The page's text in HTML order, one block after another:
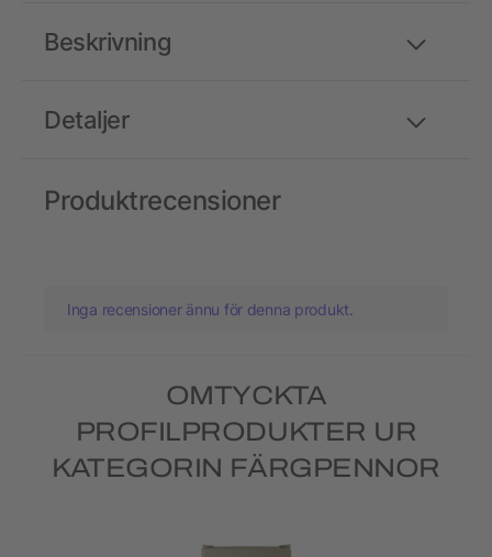
Detaljer
Beskrivning
Produktrecensioner
Inga recensioner ännu för denna produkt.
OMTYCKTA
PROFILPRODUKTER UR
KATEGORIN FÄRGPENNOR